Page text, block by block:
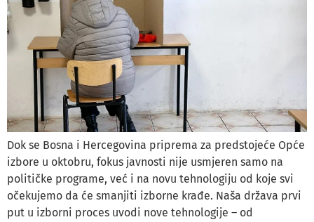
Dok se Bosna i Hercegovina priprema za predstojeće Opće
izbore u oktobru, fokus javnosti nije usmjeren samo na
političke programe, već i na novu tehnologiju od koje svi
očekujemo da će smanjiti izborne krađe. Naša država prvi
put u izborni proces uvodi nove tehnologije – od